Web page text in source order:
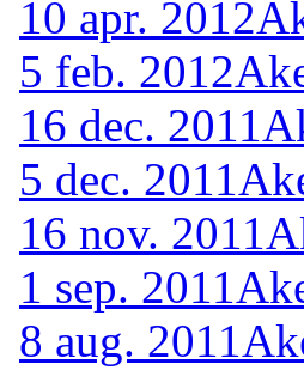
10 apr. 2012
5 feb. 2012
16 dec. 2011
5 dec. 2011
16 nov. 2011
1 sep. 2011
8 aug. 2011